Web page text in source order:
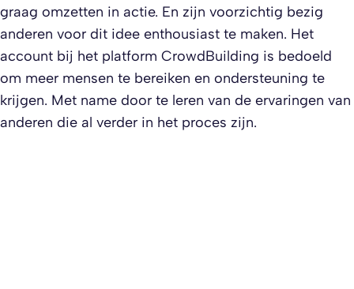
graag omzetten in actie. En zijn voorzichtig bezig
anderen voor dit idee enthousiast te maken. Het
account bij het platform CrowdBuilding is bedoeld
om meer mensen te bereiken en ondersteuning te
krijgen. Met name door te leren van de ervaringen van
anderen die al verder in het proces zijn.